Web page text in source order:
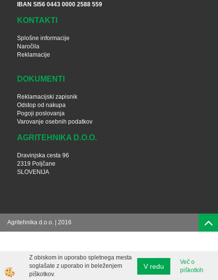
IBAN SI56 0443 0000 2588 559
KONTAKTI
Splošne informacije
Naročila
Reklamacije
DOKUMENTI
Reklamacijski zapisnik
Odstop od nakupa
Pogoji poslovanja
Varovanje osebnih podatkov
AGRITEHNIKA D.O.O.
Dravinjska cesta 96
2319 Poljčane
SLOVENIJA
Agritehnika d.o.o. | 2016
Z obiskom in uporabo spletnega mesta
soglašate z uporabo in beleženjem
piškotkov.
V redu
Več o
piškotkih